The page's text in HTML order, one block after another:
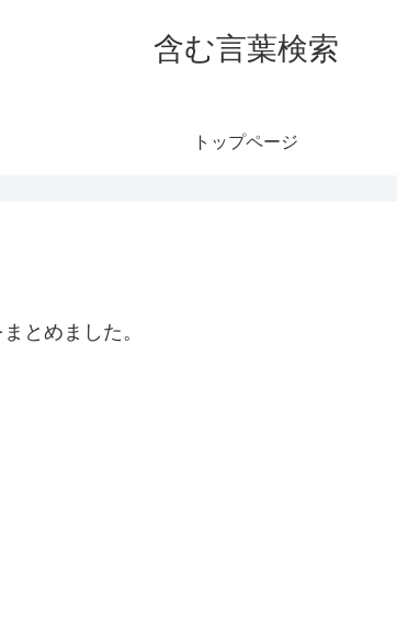
含む言葉検索
トップページ
とめました。